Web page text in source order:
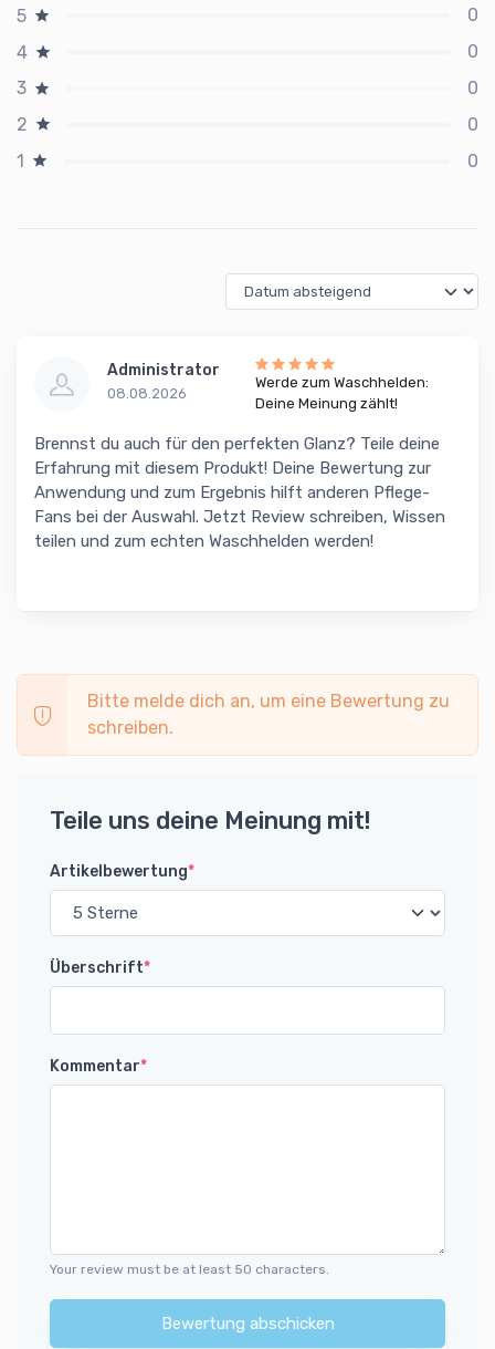
5
0
4
0
3
0
2
0
1
0
Administrator
08.08.2026
Werde zum Waschhelden:
Deine Meinung zählt!
Brennst du auch für den perfekten Glanz? Teile deine
Erfahrung mit diesem Produkt! Deine Bewertung zur
Anwendung und zum Ergebnis hilft anderen Pflege-
Fans bei der Auswahl. Jetzt Review schreiben, Wissen
teilen und zum echten Waschhelden werden!
Bitte melde dich an, um eine Bewertung zu
schreiben.
Teile uns deine Meinung mit!
Artikelbewertung*
Überschrift*
Kommentar*
Your review must be at least 50 characters.
Bewertung abschicken